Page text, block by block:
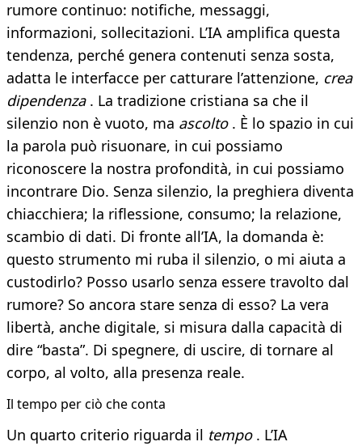
rumore continuo: notifiche, messaggi,
informazioni, sollecitazioni. L’IA amplifica questa
tendenza, perché genera contenuti senza sosta,
adatta le interfacce per catturare l’attenzione, crea
dipendenza. La tradizione cristiana sa che il
silenzio non è vuoto, ma ascolto. È lo spazio in cui
la parola può risuonare, in cui possiamo
riconoscere la nostra profondità, in cui possiamo
incontrare Dio. Senza silenzio, la preghiera diventa
chiacchiera; la riflessione, consumo; la relazione,
scambio di dati. Di fronte all’IA, la domanda è:
questo strumento mi ruba il silenzio, o mi aiuta a
custodirlo? Posso usarlo senza essere travolto dal
rumore? So ancora stare senza di esso? La vera
libertà, anche digitale, si misura dalla capacità di
dire “basta”. Di spegnere, di uscire, di tornare al
corpo, al volto, alla presenza reale.
Il tempo per ciò che conta
Un quarto criterio riguarda il tempo. L’IA